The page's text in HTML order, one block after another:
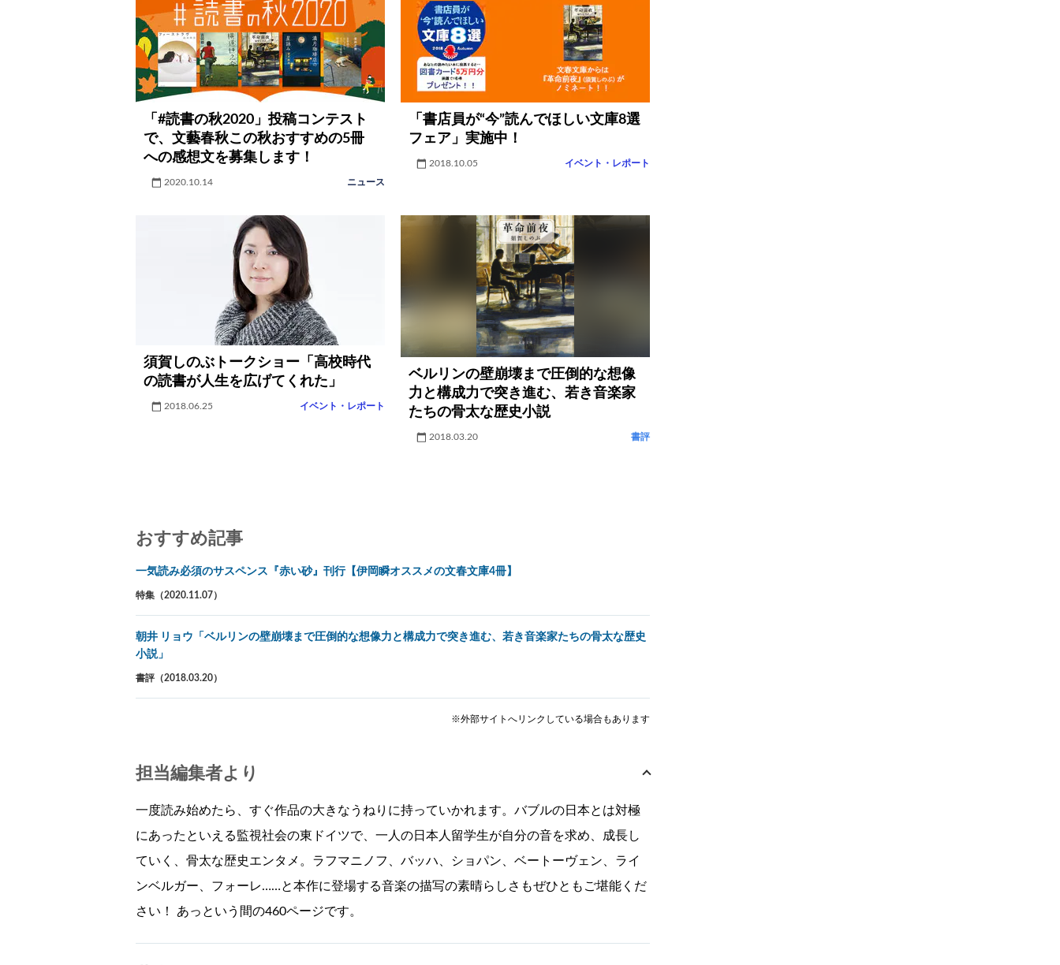
「#読書の秋2020」投稿コンテスト
で、文藝春秋この秋おすすめの5冊
への感想文を募集します！
2020.10.14 ニュース
「書店員が“今”読んでほしい文庫8選
フェア」実施中！
2018.10.05 イベント・レポート
須賀しのぶトークショー「高校時代
の読書が人生を広げてくれた」
2018.06.25 イベント・レポート
ベルリンの壁崩壊まで圧倒的な想像
力と構成力で突き進む、若き音楽家
たちの骨太な歴史小説
2018.03.20 書評
おすすめ記事
一気読み必須のサスペンス『赤い砂』刊行【伊岡瞬オススメの文春文庫4冊】
特集（2020.11.07）
朝井 リョウ「ベルリンの壁崩壊まで圧倒的な想像力と構成力で突き進む、若き音楽家たちの骨太な歴史
小説」
書評（2018.03.20）
※外部サイトへリンクしている場合もあります
担当編集者より
一度読み始めたら、すぐ作品の大きなうねりに持っていかれます。バブルの日本とは対極
にあったといえる監視社会の東ドイツで、一人の日本人留学生が自分の音を求め、成長し
ていく、骨太な歴史エンタメ。ラフマニノフ、バッハ、ショパン、ベートーヴェン、ライ
ンベルガー、フォーレ……と本作に登場する音楽の描写の素晴らしさもぜひともご堪能くだ
さい！ あっという間の460ページです。